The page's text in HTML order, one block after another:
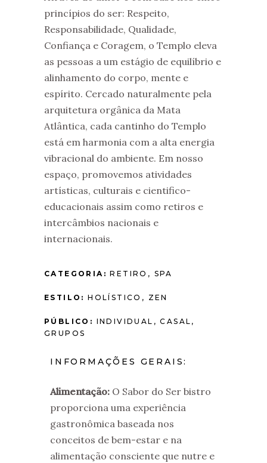
princípios do ser: Respeito,
Responsabilidade, Qualidade,
Confiança e Coragem, o Templo eleva
as pessoas a um estágio de equilíbrio e
alinhamento do corpo, mente e
espírito. Cercado naturalmente pela
arquitetura orgânica da Mata
Atlântica, cada cantinho do Templo
está em harmonia com a alta energia
vibracional do ambiente. Em nosso
espaço, promovemos atividades
artísticas, culturais e cientifico-
educacionais assim como retiros e
intercâmbios nacionais e
internacionais.
CATEGORIA: RETIRO, SPA
ESTILO: HOLÍSTICO, ZEN
PÚBLICO: INDIVIDUAL, CASAL,
GRUPOS
INFORMAÇÕES GERAIS:
Alimentação: O Sabor do Ser bistro
proporciona uma experiência
gastronômica baseada nos
conceitos de bem-estar e na
alimentação consciente que nutre e